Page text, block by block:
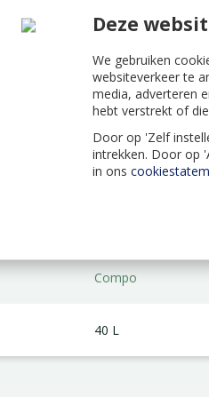
Deze
We gebruiken
websiteverkeer te
media, adverteren
hebt verstrekt of
Door op 'Zelf
intrekken. Door op
in ons
bieden een praktische
Ze helpen
basis.
in huis, tuin en op
Compo
40 L